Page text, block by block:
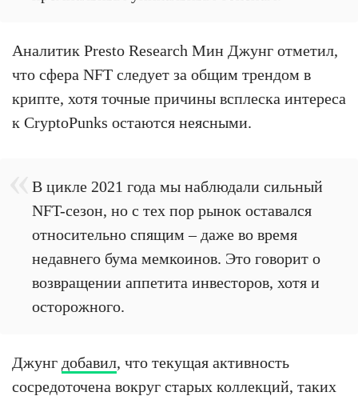
Аналитик Presto Research Мин Джунг отметил,
что сфера NFT следует за общим трендом в
крипте, хотя точные причины всплеска интереса
к CryptoPunks остаются неясными.
В цикле 2021 года мы наблюдали сильный
NFT-сезон, но с тех пор рынок оставался
относительно спящим – даже во время
недавнего бума мемкоинов. Это говорит о
возвращении аппетита инвесторов, хотя и
осторожного.
Джунг добавил, что текущая активность
сосредоточена вокруг старых коллекций, таких